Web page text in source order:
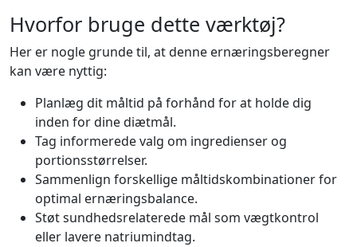
Hvorfor bruge dette værktøj?
Her er nogle grunde til, at denne ernæringsberegner
kan være nyttig:
Planlæg dit måltid på forhånd for at holde dig
inden for dine diætmål.
Tag informerede valg om ingredienser og
portionsstørrelser.
Sammenlign forskellige måltidskombinationer for
optimal ernæringsbalance.
Støt sundhedsrelaterede mål som vægtkontrol
eller lavere natriumindtag.